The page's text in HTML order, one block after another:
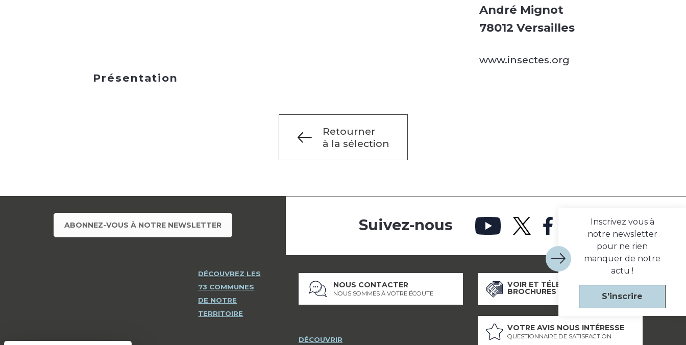
André Mignot
78012 Versailles
www.insectes.org
Présentation
Retourner
à la sélection
Inscrivez vous à
notre newsletter
pour ne rien
manquer de notre
actu !
S'inscrire
ABONNEZ-VOUS À NOTRE NEWSLETTER
DÉCOUVREZ LES
73 COMMUNES
DE NOTRE
TERRITOIRE
Suivez-nous
NOUS CONTACTER
NOUS SOMMES À VOTRE ÉCOUTE
DÉCOUVRIR
VOIR ET TÉLÉCHARGER NOS
BROCHURES
VOTRE AVIS NOUS INTÉRESSE
QUESTIONNAIRE DE SATISFACTION